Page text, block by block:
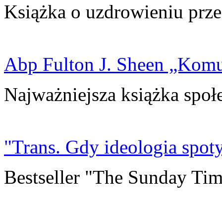
Książka o uzdrowieniu
Abp Fulton J. Sheen
Najważniejsza książka
"Trans. Gdy ideologia
Bestseller "The Sunday